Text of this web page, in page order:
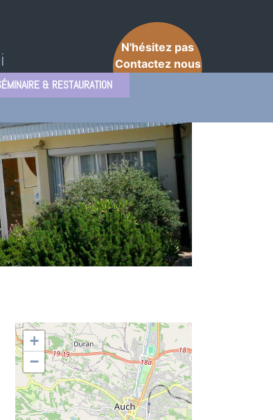
N'hésitez pas
Contactez nous
& RESTAURATION
+
−